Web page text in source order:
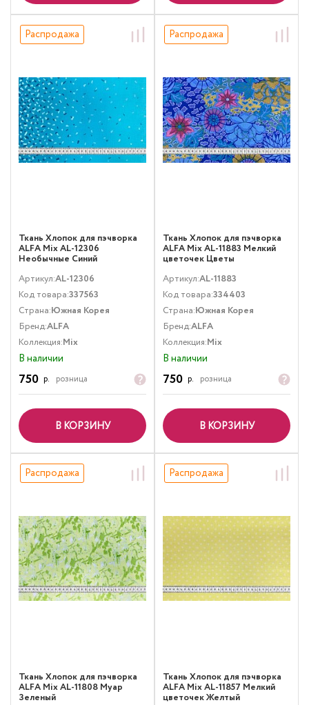
Распродажа
Ткань Хлопок для пэчворка
ALFA Mix AL-12306
Необычные Синий
Артикул:AL-12306
Код товара:337563
Страна:Южная Корея
Бренд:ALFA
Коллекция:Mix
В наличии
750 р. розница
В КОРЗИНУ
Распродажа
Ткань Хлопок для пэчворка
ALFA Mix AL-11883 Мелкий
цветочек Цветы
Артикул:AL-11883
Код товара:334403
Страна:Южная Корея
Бренд:ALFA
Коллекция:Mix
В наличии
750 р. розница
В КОРЗИНУ
Распродажа
Ткань Хлопок для пэчворка
ALFA Mix AL-11808 Муар
Зеленый
Распродажа
Ткань Хлопок для пэчворка
ALFA Mix AL-11857 Мелкий
цветочек Желтый